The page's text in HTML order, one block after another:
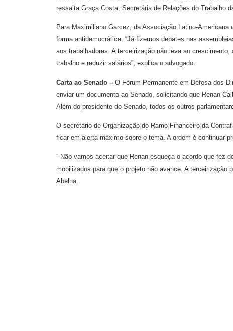
ressalta Graça Costa, Secretária de Relações do Trabalho
Para Maximiliano Garcez, da Associação Latino-
forma antidemocrática. “Já fizemos debates nas
aos trabalhadores. A terceirização não leva ao
trabalho e reduzir salários”, explica o advogado.
Carta ao Senado – O Fórum Permanente em Defesa dos
enviar um documento ao Senado, solicitando que Renan
Além do presidente do Senado, todos os outros
O secretário de Organização do Ramo Financeiro da
ficar em alerta máximo sobre o tema. A ordem é continuar
” Não vamos aceitar que Renan esqueça o acordo que fez
mobilizados para que o projeto não avance. A terceirização
Abelha.